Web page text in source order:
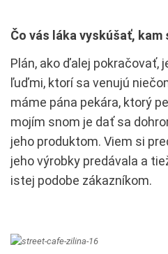
Čo vás láka vyskúšať, kam
Plán, ako ďalej pokračovať,
ľuďmi, ktorí sa venujú
máme pána pekára, ktorý
mojím snom je dať sa
jeho produktom. Viem si
jeho výrobky predávala a
istej podobe zákazníkom.